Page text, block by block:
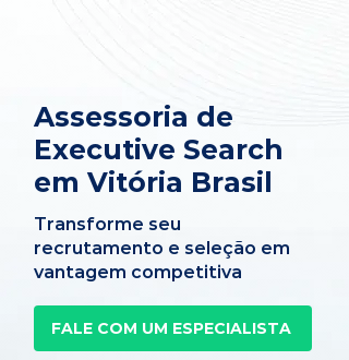
Assessoria de
Executive Search
em Vitória Brasil
Transforme seu
recrutamento e seleção em
vantagem competitiva
FALE COM UM ESPECIALISTA